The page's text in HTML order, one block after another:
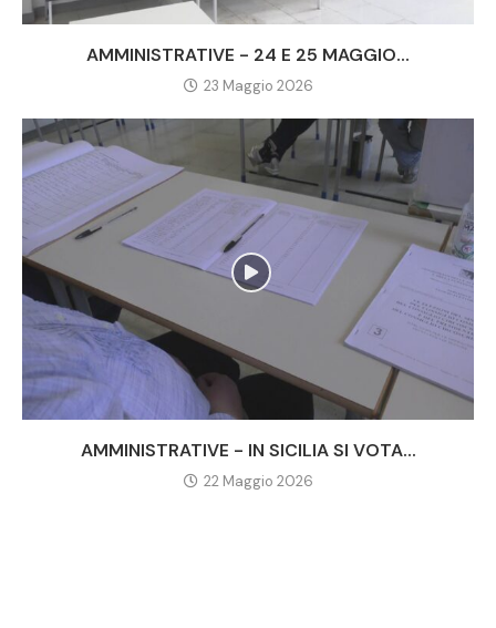
AMMINISTRATIVE - 24 E 25 MAGGIO...
23 Maggio 2026
AMMINISTRATIVE - IN SICILIA SI VOTA...
22 Maggio 2026